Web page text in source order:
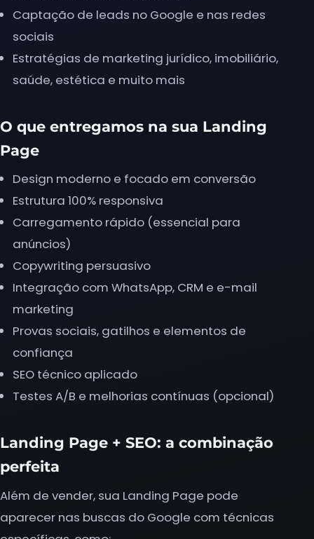
Captação de leads no Google e nas redes
sociais
Estratégias de marketing jurídico, imobiliário,
saúde, estética e muito mais
O que entregamos na sua Landing
Page
Design moderno e focado em conversão
Estrutura 100% responsiva
Carregamento rápido (essencial para
anúncios)
Copywriting persuasivo
Integração com WhatsApp, CRM e e-mail
marketing
Provas sociais, gatilhos e elementos de
confiança
SEO técnico aplicado
Testes A/B e melhorias contínuas (opcional)
Landing Page + SEO: a combinação
perfeita
Além de vender, sua Landing Page pode
aparecer nas buscas do Google com técnicas